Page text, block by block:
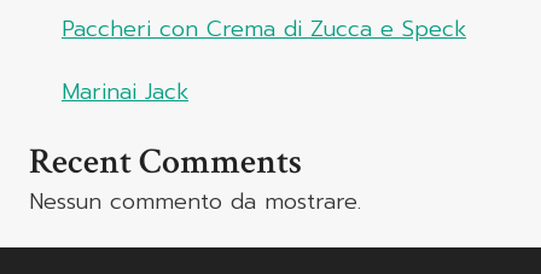
Paccheri con Crema di Zucca e Speck
Marinai Jack
Recent Comments
Nessun commento da mostrare.